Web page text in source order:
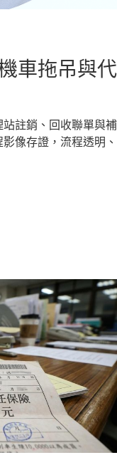
車拖吊與代
註銷、回收聯單與補
像存證，流程透明、